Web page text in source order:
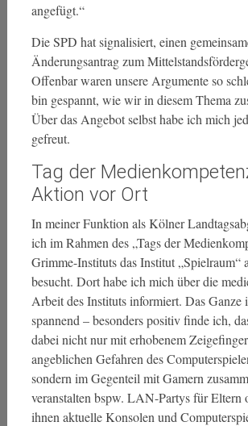
angefügt.“
Die SPD hat signalisiert, einen
Änderungsantrag zum
Offenbar waren unsere Argumente so
bin gespannt, wie wir in diesem Thema
Über das Angebot selbst habe ich mich
gefreut.
Tag der
Aktion vor Ort
In meiner Funktion als Kölner
ich im Rahmen des „Tags der
Grimme-Instituts das Institut „Spielraum“
besucht. Dort habe ich mich über die
Arbeit des Instituts informiert. Das
spannend – besonders positiv finde ich,
dabei nicht nur mit erhobenem
angeblichen Gefahren des
sondern im Gegenteil mit Gamern
veranstalten bspw. LAN-Partys für Eltern
ihnen aktuelle Konsolen und